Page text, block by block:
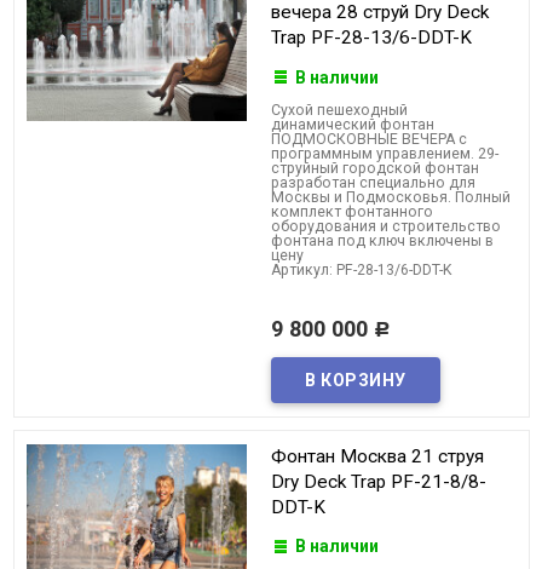
вечера 28 струй Dry Deck
Trap PF-28-13/6-DDT-K
В наличии
Cухой пешеходный
динамический фонтан
ПОДМОСКОВНЫЕ ВЕЧЕРА с
программным управлением. 29-
струйный городской фонтан
разработан специально для
Москвы и Подмосковья. Полный
комплект фонтанного
оборудования и строительство
фонтана под ключ включены в
цену
Артикул: PF-28-13/6-DDT-K
9 800 000 Р
Фонтан Москва 21 струя
Dry Deck Trap PF-21-8/8-
DDT-K
В наличии